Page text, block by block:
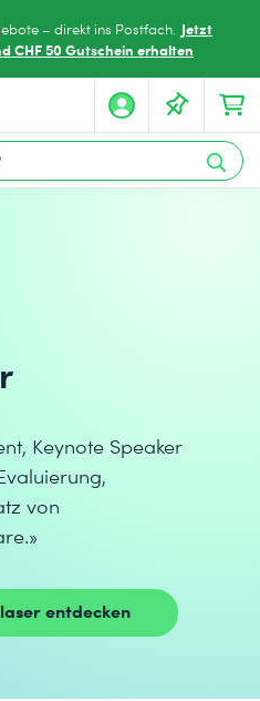
– direkt ins Postfach. Jetzt
CHF 50 Gutschein erhalten
Keynote Speaker
von
entdecken